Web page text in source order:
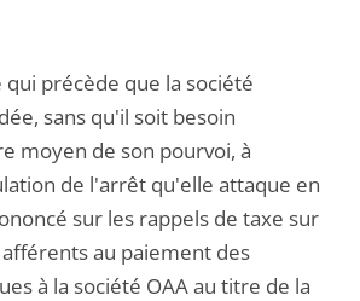
qui précède que la société
sans qu'il soit besoin
moyen de son pourvoi, à
de l'arrêt qu'elle attaque en
sur les rappels de taxe sur
au paiement des
à la société OAA au titre de la